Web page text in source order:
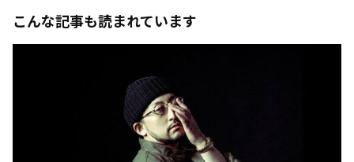
こんな記事も読まれています